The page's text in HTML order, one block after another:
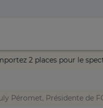
et remportez 2 places pour
Péromet, Présidente de